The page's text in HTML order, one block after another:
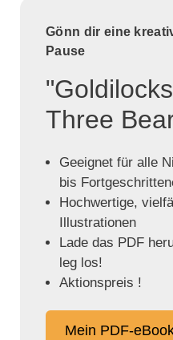
Gönn dir eine
Pause
Three
Geeignet für alle
bis
Hochwertige,
Illustrationen
Lade das PDF
leg los!
Aktionspreis !
Mein PDF-